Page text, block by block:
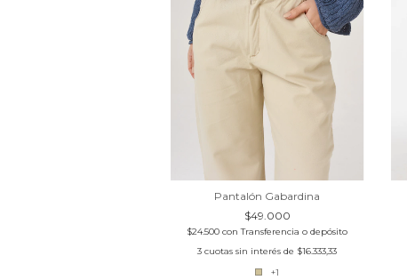
Pantalón Gabardina
$49.000
$24.500con Transferencia o depósito
3 cuotas sin interés de $16.333,33
+1